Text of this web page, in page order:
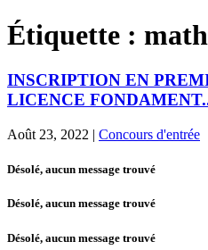
Étiquette :
INSCRIPTION EN
LICENCE
Août 23, 2022 | Concours d'entrée
Désolé, aucun message trouvé
Désolé, aucun message trouvé
Désolé, aucun message trouvé